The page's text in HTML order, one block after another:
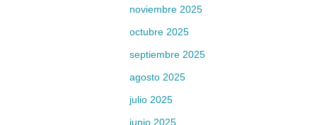
noviembre 2025
octubre 2025
septiembre 2025
agosto 2025
julio 2025
junio 2025